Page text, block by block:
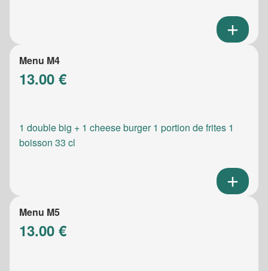
Menu M4
13.00 €
1 double big + 1 cheese burger 1 portion de frites 1
boisson 33 cl
Menu M5
13.00 €